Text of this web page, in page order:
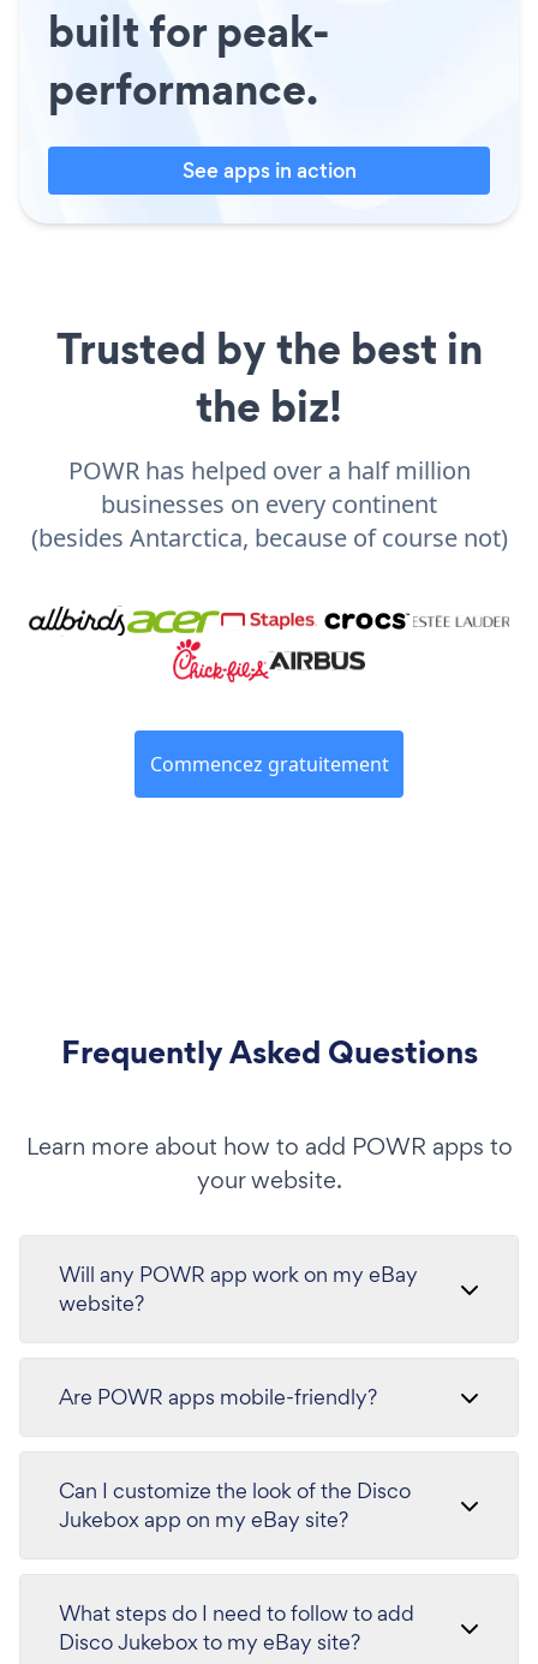
built for peak-
performance.
See apps in action
Trusted by the best in
the biz!
POWR has helped over a half million
businesses on every continent
(besides Antarctica, because of course not)
Commencez gratuitement
Frequently Asked Questions
Learn more about how to add POWR apps to
your website.
Will any POWR app work on my eBay
website?
Are POWR apps mobile-friendly?
Can I customize the look of the Disco
Jukebox app on my eBay site?
What steps do I need to follow to add
Disco Jukebox to my eBay site?